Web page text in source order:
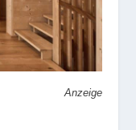
Anzeige